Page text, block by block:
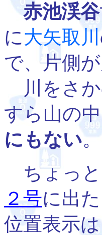
赤池渓谷
に大矢取川
で、片側が
川をさか
すら山の
にもない。
ちょっと
２号に出
位置表示